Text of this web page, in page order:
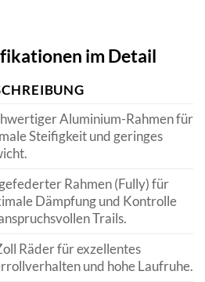
im Detail
Aluminium-Rahmen für
Steifigkeit und geringes
Rahmen (Fully) für
Dämpfung und Kontrolle
Trails.
Räder für exzellentes
und hohe Laufruhe.